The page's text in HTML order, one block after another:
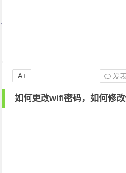
如何更改wifi密码，如何修改
发
A+